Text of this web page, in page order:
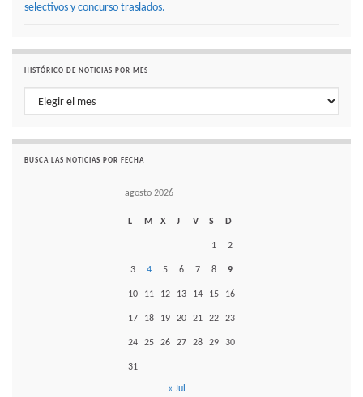
selectivos y concurso traslados.
HISTÓRICO DE NOTICIAS POR MES
Histórico de noticias por mes
BUSCA LAS NOTICIAS POR FECHA
agosto 2026
L M X J V S D
1 2
3 4 5 6 7 8 9
10 11 12 13 14 15 16
17 18 19 20 21 22 23
24 25 26 27 28 29 30
31
« Jul